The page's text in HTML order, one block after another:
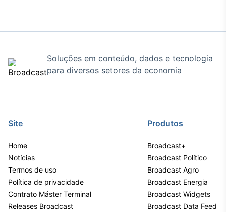
BroadFast
Gestão de
Investimentos
Soluções em conteúdo, dados e tecnologia
para diversos setores da economia
Site
Home
Notícias
Termos de uso
Política de privacidade
Contrato Máster Terminal
Releases Broadcast
Produtos
Broadcast+
Broadcast Político
Broadcast Agro
Broadcast Energia
Broadcast Widgets
Broadcast Data Feed